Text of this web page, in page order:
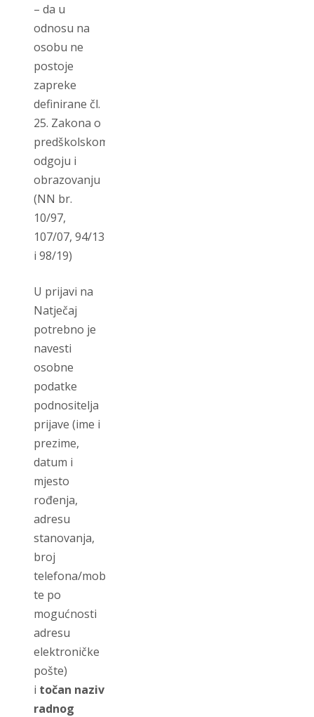
– da u
odnosu na
osobu ne
postoje
zapreke
definirane čl.
25. Zakona o
predškolskom
odgoju i
obrazovanju
(NN br.
10/97,
107/07, 94/13
i 98/19)
U prijavi na
Natječaj
potrebno je
navesti
osobne
podatke
podnositelja
prijave (ime i
prezime,
datum i
mjesto
rođenja,
adresu
stanovanja,
broj
telefona/mobitela,
te po
mogućnosti
adresu
elektroničke
pošte)
i točan naziv
radnog